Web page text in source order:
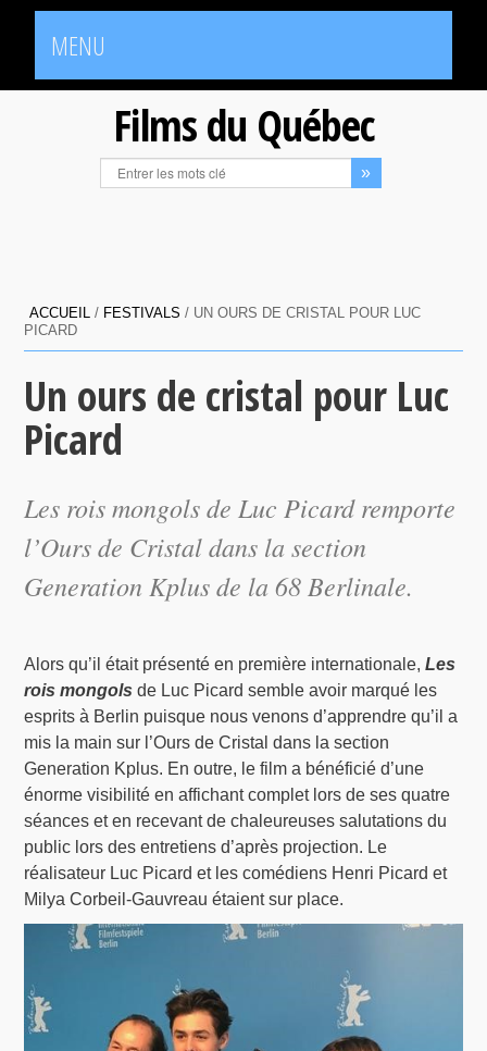
MENU
Films du Québec
ACCUEIL / FESTIVALS / UN OURS DE CRISTAL POUR LUC
PICARD
Un ours de cristal pour Luc
Picard
Les rois mongolsde Luc Picard remporte
l’Ours de Cristal dans la section
Generation Kplus de la 68 Berlinale.
Alors qu’il était présenté en première internationale,Les
rois mongols de Luc Picard semble avoir marqué les
esprits à Berlin puisque nous venons d’apprendre qu’il a
mis la main sur l’Ours de Cristal dans la section
Generation Kplus. En outre, le film a bénéficié d’une
énorme visibilité en affichant complet lors de ses quatre
séances et en recevant de chaleureuses salutations du
public lors des entretiens d’après projection. Le
réalisateur Luc Picard et les comédiens Henri Picard et
Milya Corbeil-Gauvreau étaient sur place.